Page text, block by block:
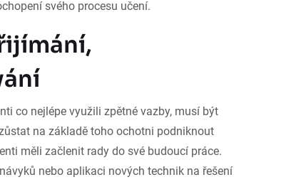
svého procesu učení.
co nejlépe využili zpětné vazby, musí být
na základě toho ochotni podniknout
měli začlenit rady do své budoucí práce.
nebo aplikaci nových technik na řešení